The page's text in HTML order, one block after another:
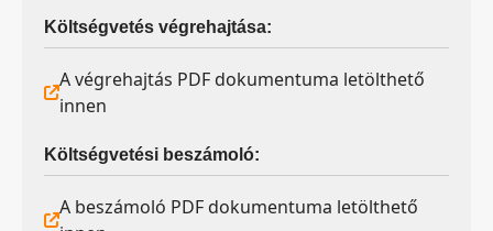
Költségvetés végrehajtása:
A végrehajtás PDF dokumentuma letölthető
innen
Költségvetési beszámoló:
A beszámoló PDF dokumentuma letölthető